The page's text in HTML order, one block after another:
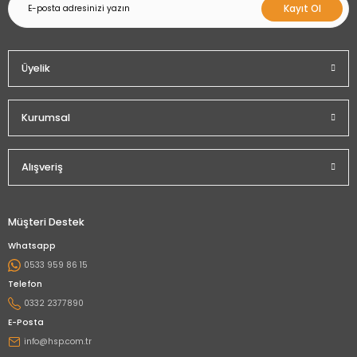
Kayıt Ol
Üyelik
Kurumsal
Alışveriş
Müşteri Destek
Whatsapp
0533 959 86 15
Telefon
0332 2377890
E-Posta
info@hsp.com.tr